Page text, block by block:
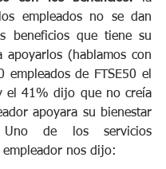
empleados no se dan
beneficios que tiene su
apoyarlos (hablamos con
empleados de FTSE50 el
el 41% dijo que no creía
apoyara su bienestar
Uno de los servicios
empleador nos dijo: